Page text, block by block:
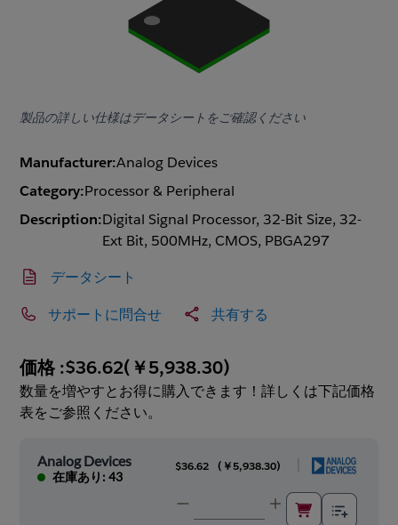
製品の詳しい仕様はデータシートをご確認ください
Manufacturer:Analog Devices
Category:Processor & Peripheral
Description:Digital Signal Processor, 32-Bit Size, 32-
Ext Bit, 500MHz, CMOS, PBGA297
データシート
サポートに問合せ 共有する
価格 :$36.62(￥5,938.30)
数量を増やすとお得に購入できます！詳しくは下記価格
表をご参照ください。
Analog Devices
在庫あり: 43
$36.62 ( ￥5,938.30)